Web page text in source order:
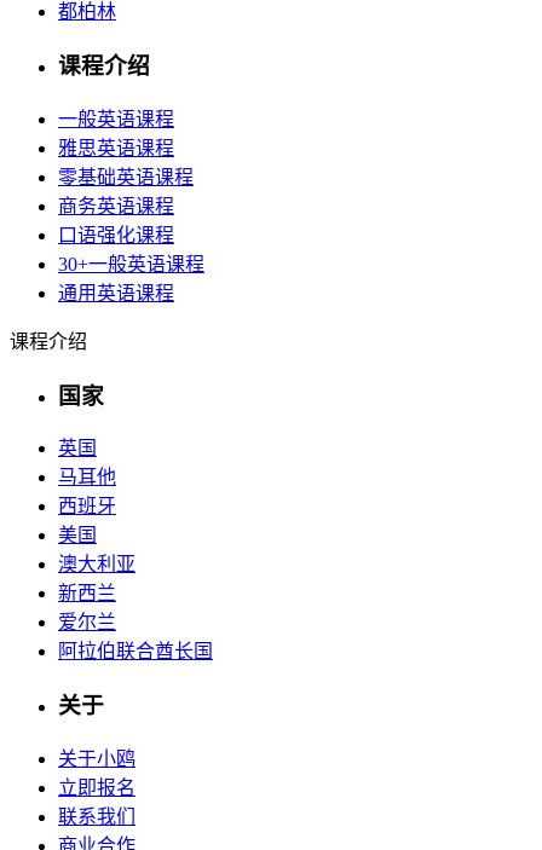
都柏林
课程介绍
一般英语课程
雅思英语课程
零基础英语课程
商务英语课程
口语强化课程
30+一般英语课程
通用英语课程
课程介绍
国家
英国
马耳他
西班牙
美国
澳大利亚
新西兰
爱尔兰
阿拉伯联合酋长国
关于
关于小鸥
立即报名
联系我们
商业合作